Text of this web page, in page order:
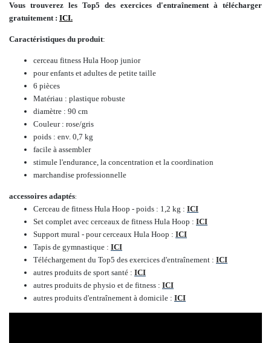
Vous trouverez les Top5 des exercices d'entraînement à télécharger
gratuitement : ICI.
Caractéristiques du produit:
cerceau fitness Hula Hoop junior
pour enfants et adultes de petite taille
6 pièces
Matériau : plastique robuste
diamètre : 90 cm
Couleur : rose/gris
poids : env. 0,7 kg
facile à assembler
stimule l'endurance, la concentration et la coordination
marchandise professionnelle
accessoires adaptés:
Cerceau de fitness Hula Hoop - poids : 1,2 kg : ICI
Set complet avec cerceaux de fitness Hula Hoop : ICI
Support mural - pour cerceaux Hula Hoop : ICI
Tapis de gymnastique : ICI
Téléchargement du Top5 des exercices d'entraînement : ICI
autres produits de sport santé : ICI
autres produits de physio et de fitness : ICI
autres produits d'entraînement à domicile : ICI